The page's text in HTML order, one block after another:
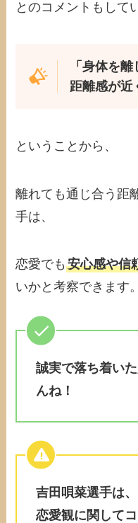
とのコメントもして
「身体を
距離感が近
ということから、
離れても通じ合う距
手は、
恋愛でも安心感や信
いかと考察できます。
誠実で落ち着い
んね！
吉田唄菜選手は、
恋愛観に関して